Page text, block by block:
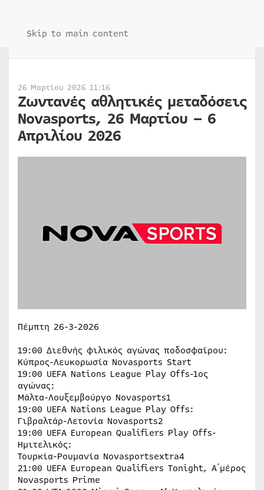
Skip to main content
26 Μαρτίου 2026 11:16
Ζωντανές αθλητικές μεταδόσεις
Novasports, 26 Μαρτίου – 6
Απριλίου 2026
Πέμπτη 26-3-2026
19:00 Διεθνής φιλικός αγώνας ποδοσφαίρου:
Κύπρος-Λευκορωσία Novasports Start
19:00 UEFA Nations League Play Offs-1ος
αγώνας:
Μάλτα-Λουξεμβούργο Novasports1
19:00 UEFA Nations League Play Offs:
Γιβραλτάρ-Λετονία Novasports2
19:00 UEFA European Qualifiers Play Offs-
Ημιτελικός:
Τουρκία-Ρουμανία Novasportsextra4
21:00 UEFA European Qualifiers Tonight, Α΄μέρος
Novasports Prime